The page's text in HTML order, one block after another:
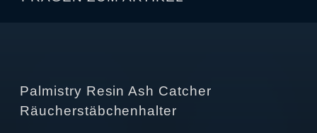
Palmistry Resin Ash Catcher
Räucherstäbchenhalter